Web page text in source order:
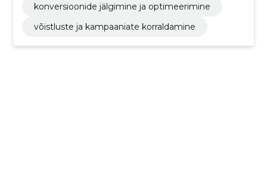
konversioonide jälgimine ja optimeerimine
võistluste ja kampaaniate korraldamine